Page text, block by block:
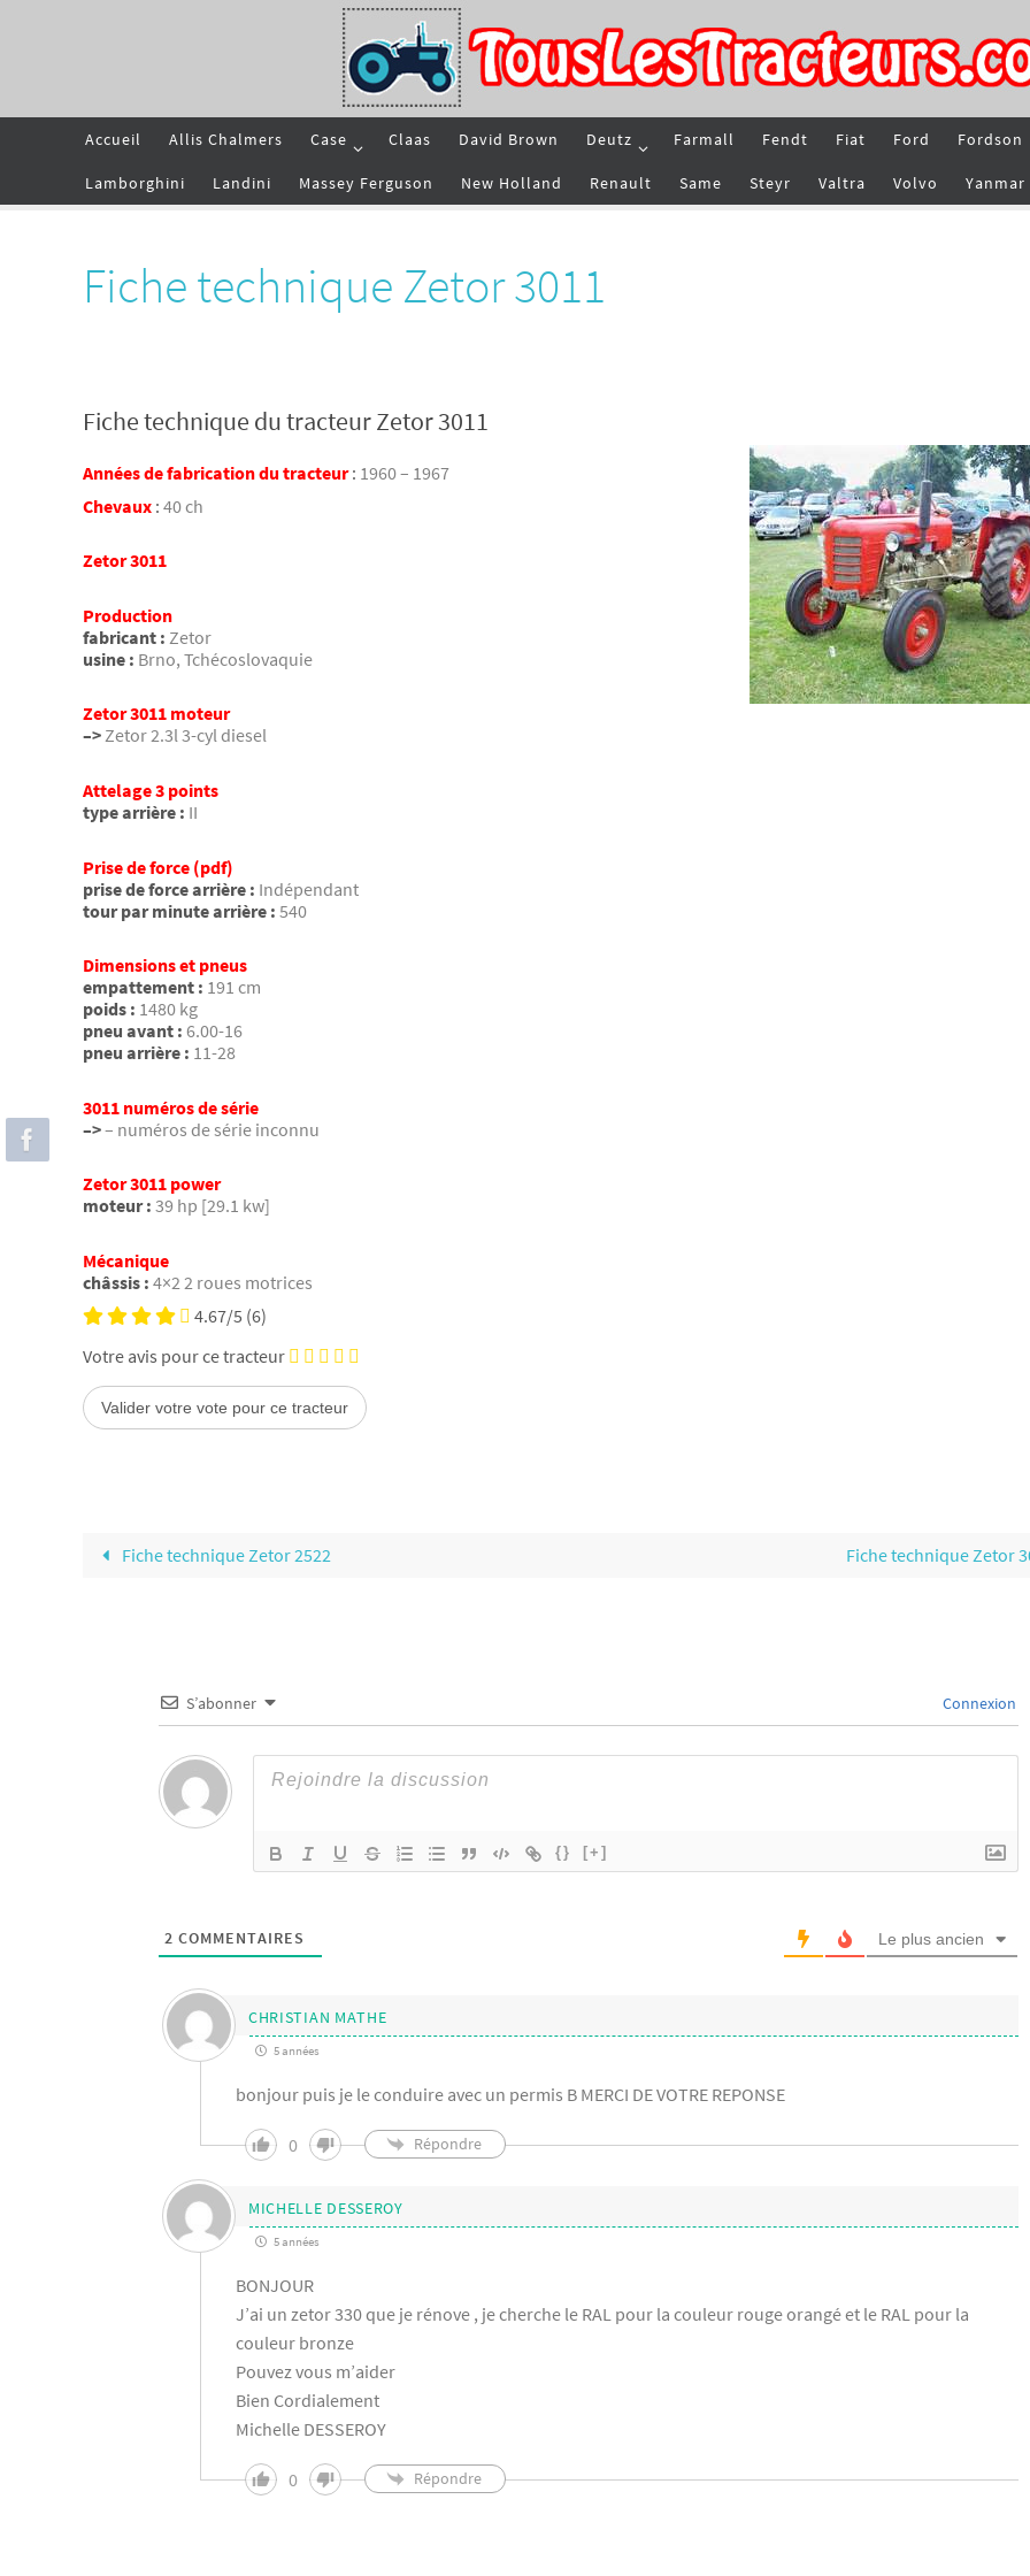
Accueil Allis Chalmers Case Claas David Brown Deutz Farmall Fendt Fiat Ford Fordson
Lamborghini Landini Massey Ferguson New Holland Renault Same Steyr Valtra Volvo Yanmar
Fiche technique Zetor 3011
Fiche technique du tracteur Zetor 3011
Années de fabrication du tracteur: 1960 – 1967
Chevaux : 40 ch
Zetor 3011
Production
fabricant : Zetor
usine : Brno, Tchécoslovaquie
Zetor 3011 moteur
–>Zetor 2.3l 3-cyl diesel
Attelage 3 points
type arrière : II
Prise de force (pdf)
prise de force arrière : Indépendant
tour par minute arrière : 540
Dimensions et pneus
empattement : 191 cm
poids : 1480 kg
pneu avant : 6.00-16
pneu arrière : 11-28
3011 numéros de série
–>– numéros de série inconnu
Zetor 3011 power
moteur : 39 hp [29.1 kw]
Mécanique
châssis : 4×2 2 roues motrices
4.67/5 (6)
Votre avis pour ce tracteur
Fiche technique Zetor 2522 Fiche technique Zetor
S’abonner Connexion
{} [+]
2 COMMENTAIRES Le plus ancien
CHRISTIAN MATHE
5 années
bonjour puis je le conduire avec un permis B MERCI DE VOTRE REPONSE
0 Répondre
MICHELLE DESSEROY
5 années
BONJOUR
J’ai un zetor 330 que je rénove , je cherche le RAL pour la couleur rouge orangé et le RAL pour la
couleur bronze
Pouvez vous m’aider
Bien Cordialement
Michelle DESSEROY
0 Répondre